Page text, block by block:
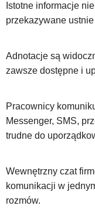
Istotne informacje
przekazywane
Adnotacje są
zawsze dostępne i
Pracownicy
Messenger, SMS,
trudne do
Wewnętrzny czat
komunikacji w
rozmów.